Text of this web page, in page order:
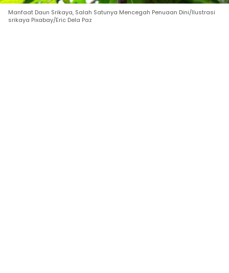
Manfaat Daun Srikaya, Salah Satunya Mencegah Penuaan Dini/Ilustrasi
srikaya Pixabay/Eric Dela Paz